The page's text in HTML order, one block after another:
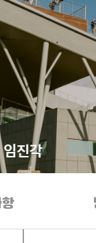
평화누리길
각
리
임진각